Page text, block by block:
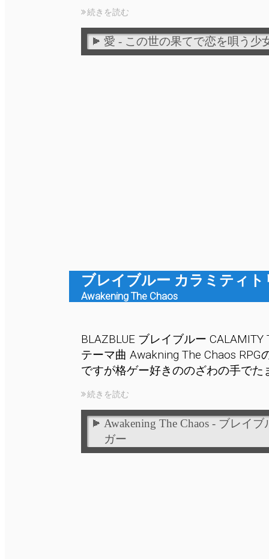
続きを読む
愛 - この世の果てで恋を唄う少
ブレイブルー カラミティト
Awakening The Chaos
BLAZBLUE ブレイブルー CALAMITY
テーマ曲 Awakning The Chaos RPG
ですが格ゲー好きののざわの手でた
続きを読む
Awakening The Chaos - ブレイ
ガー